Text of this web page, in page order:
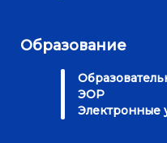
Образование
ЭОР
Электронные